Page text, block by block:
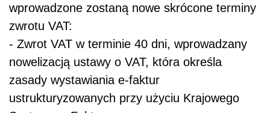
wprowadzone zostaną nowe skrócone terminy
zwrotu VAT:
- Zwrot VAT w terminie 40 dni, wprowadzany
nowelizacją ustawy o VAT, która określa
zasady wystawiania e-faktur
ustrukturyzowanych przy użyciu Krajowego